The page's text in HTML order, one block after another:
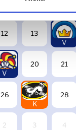
6
K
12 13
14
V
19
V
20 21
26
27
K
28
2 3 4